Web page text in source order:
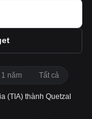
1 năm Tất cả
(TIA) thành Quetzal